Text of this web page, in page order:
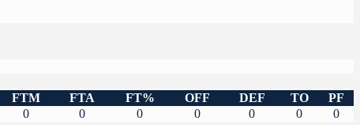
FTM FTA FT% OFF DEF TO
PF
0 0 0 0 0 0 0